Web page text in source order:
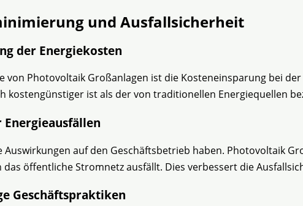
und Ausfallsicherheit
der Energiekosten
Photovoltaik Großanlagen ist die Kosteneinsparung bei
kostengünstiger ist als der von traditionellen Energiequellen
Energieausfällen
auf den Geschäftsbetrieb haben. Photovoltaik
öffentliche Stromnetz ausfällt. Dies verbessert die
Geschäftspraktiken